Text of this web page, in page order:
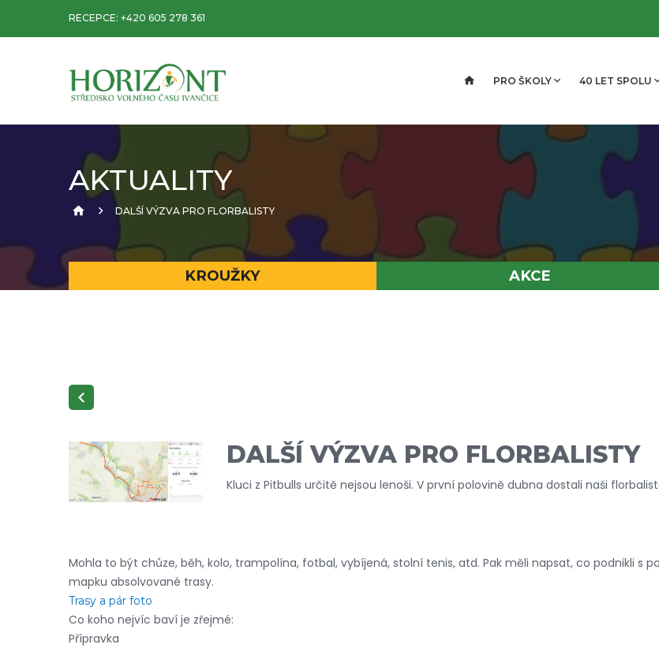
RECEPCE: +420 605 278 361
PRO ŠKOLY 40 LET SPOLU
AKTUALITY
DALŠÍ VÝZVA PRO FLORBALISTY
KROUŽKY AKCE
DALŠÍ VÝZVA PRO FLORBALISTY
Kluci z Pitbulls určitě nejsou lenoši. V první polovině dubna dostali naši
Mohla to být chůze, běh, kolo, trampolína, fotbal, vybíjená, stolní tenis, atd. Pak měli napsat, co podnikli
mapku absolvované trasy.
Trasy a pár foto
Co koho nejvíc baví je zřejmé:
Přípravka